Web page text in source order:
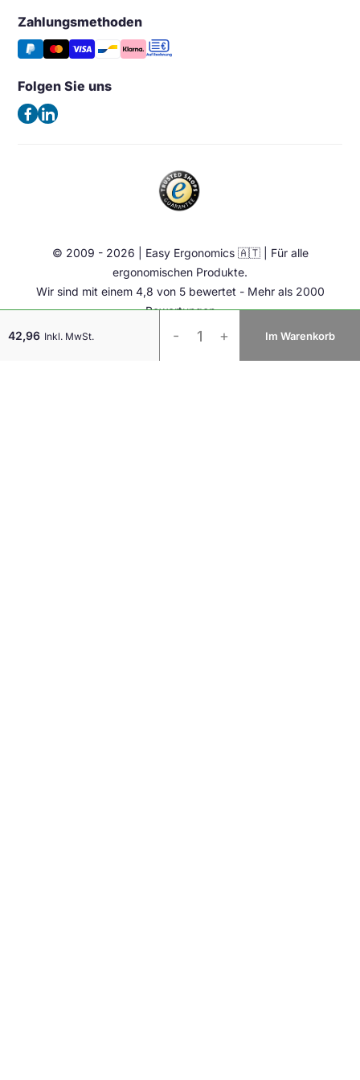
42,96 Inkl. MwSt. - + Im Warenkorb
Häufig gestellte Fragen – FAQ
Allgemeine Geschäftsbedingungen
Datenschutzerklärung
Wunschliste
Vergleichen
Monitorarm & Monitorständer
Stützen
Beleuchtung
Ergonomische Bürostuhl
Übrige
Easy Ergonomics (Office Shapers B.V.)
Kaiserswerther Str. 115
Deutschland
(Keine Besuchsadresse)
info@easy-ergonomics.at
Zahlungsmethoden
Folgen Sie uns
© 2009 - 2026 | Easy Ergonomics 🇦🇹 | Für alle
ergonomischen Produkte.
Wir sind mit einem 4,8 von 5 bewertet - Mehr als 2000
Bewertungen